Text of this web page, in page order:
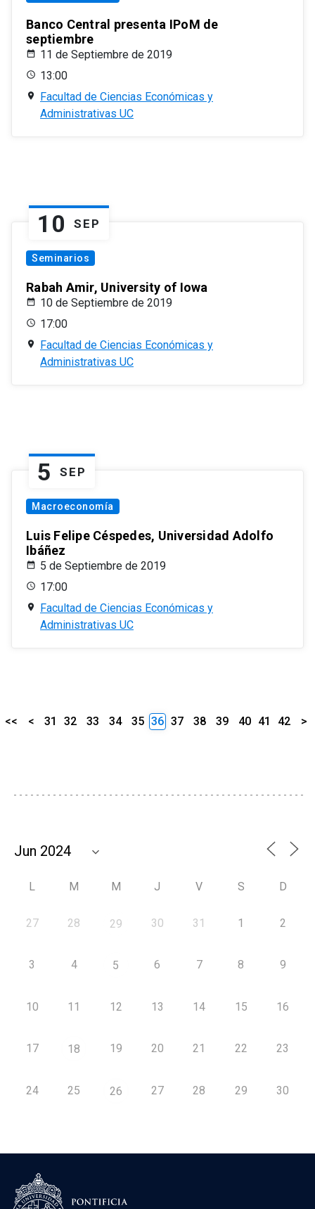
Banco Central presenta IPoM de
septiembre
11 de Septiembre de 2019
13:00
Facultad de Ciencias Económicas y
Administrativas UC
10 SEP
Seminarios
Rabah Amir, University of Iowa
10 de Septiembre de 2019
17:00
Facultad de Ciencias Económicas y
Administrativas UC
5 SEP
Macroeconomía
Luis Felipe Céspedes, Universidad Adolfo
Ibáñez
5 de Septiembre de 2019
17:00
Facultad de Ciencias Económicas y
Administrativas UC
<< < 31 32 33 34 35 36 37 38 39 40 41 42 >
L M M J V S D
27 28 29 30 31 1 2
3 4 5 6 7 8 9
10 11 12 13 14 15 16
17 18 19 20 21 22 23
24 25 26 27 28 29 30